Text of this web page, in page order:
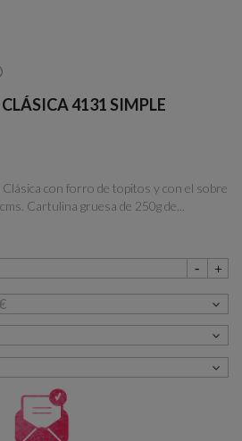
4131 SIMPLE
con forro de topitos y con el sobre
Cartulina gruesa de 250g de...